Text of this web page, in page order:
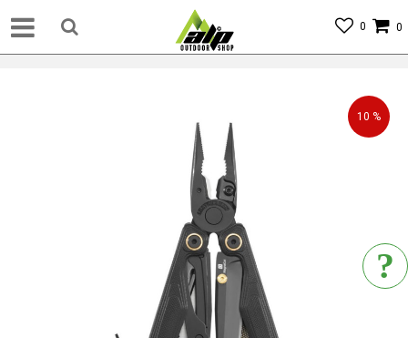
0
0
10 %